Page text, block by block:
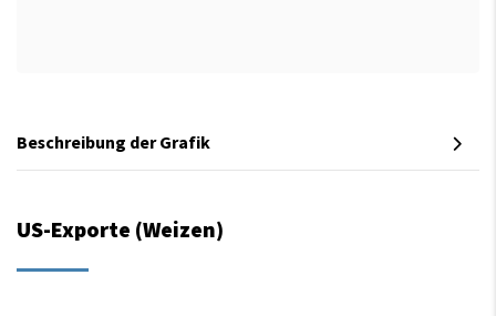
Beschreibung der Grafik
US-Exporte (Weizen)